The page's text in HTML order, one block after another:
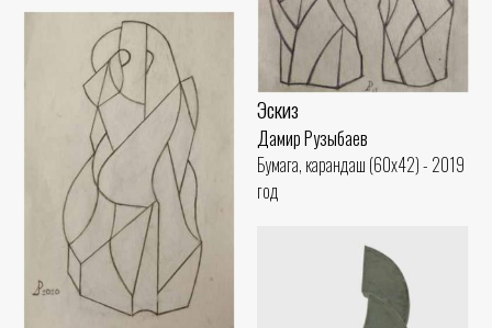
Эскиз
Дамир Рузыбаев
Бумага, карандаш (60x42) - 2019
год